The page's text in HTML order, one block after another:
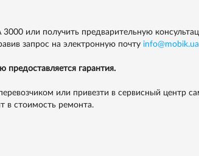
или получить предварительную
запрос на электронную почту info@mobik.ua
гарантия.
или привезти в сервисный центр
в стоимость ремонта.